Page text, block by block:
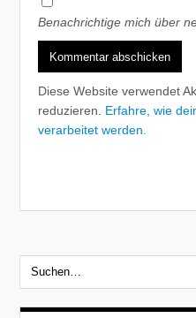
Benachrichtige mich über
Diese Website verwendet
reduzieren. Erfahre, wie
verarbeitet werden.